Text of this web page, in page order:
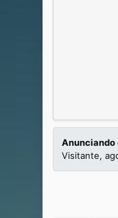
Anunciando
Visitante,